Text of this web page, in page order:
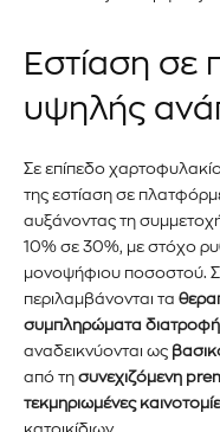
Διάβασα και
Εστίαση σε
υψηλής
Σε επίπεδο
της εστίαση σε
αυξάνοντας τη
10% σε 30%, με στόχο
μονοψήφιου ποσοστού.
περιλαμβάνονται τα
συμπληρώματα διατροφής
αναδεικνύονται ως
από τη συνεχιζόμενη
τεκμηριωμένες
κατοικίδιων.